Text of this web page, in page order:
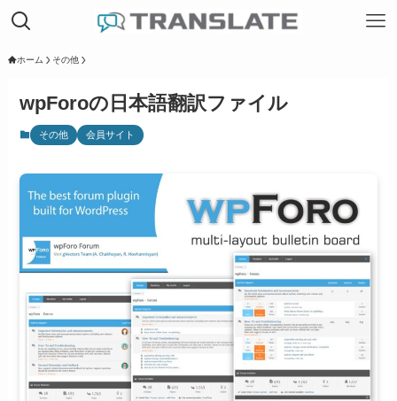
ホーム その他
wpForoの日本語翻訳ファイル
その他 会員サイト